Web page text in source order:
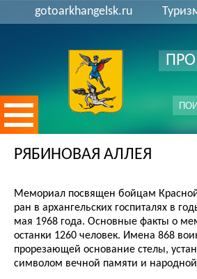
gotoarkhangelsk.ru
РЯБИНОВАЯ АЛЛЕЯ
Мемориал посвящен бойцам
ран в архангельских госпиталях в
мая 1968 года. Основные факты о
останки 1260 человек. Имена 868
прорезающей основание стелы,
символом вечной памяти и